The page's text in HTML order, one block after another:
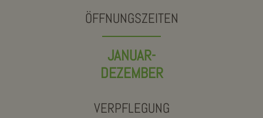
ÖFFNUNGSZEITEN
JANUAR-
DEZEMBER
VERPFLEGUNG